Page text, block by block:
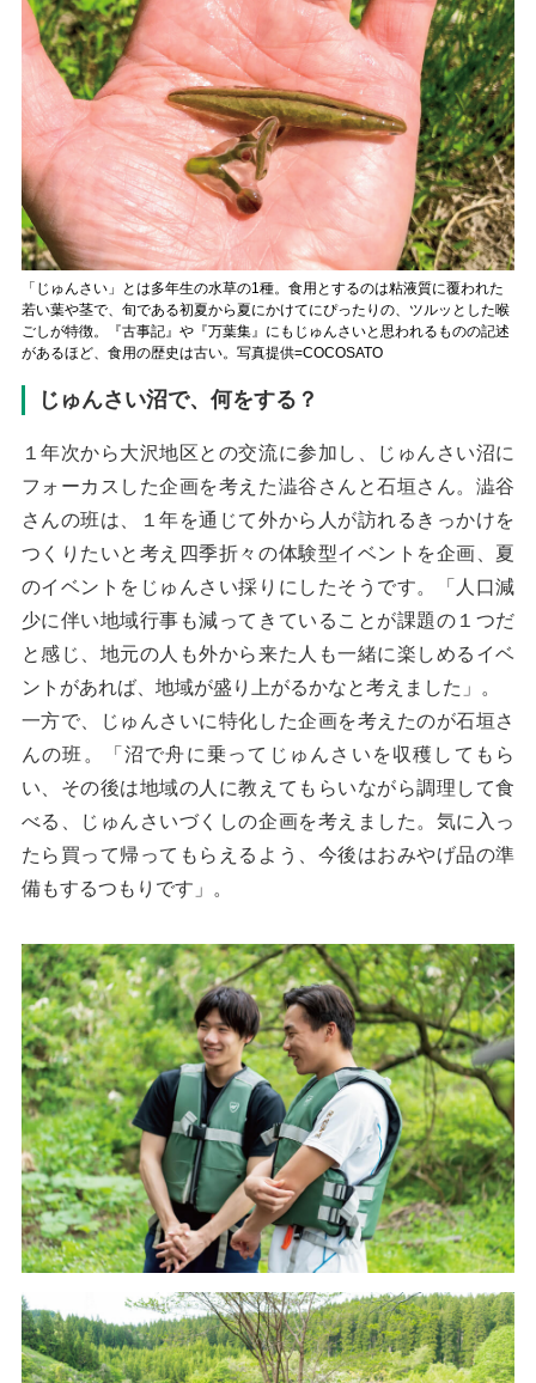
「じゅんさい」とは多年生の水草の1種。食用とするのは粘液質に覆われた
若い葉や茎で、旬である初夏から夏にかけてにぴったりの、ツルッとした喉
ごしが特徴。『古事記』や『万葉集』にもじゅんさいと思われるものの記述
があるほど、食用の歴史は古い。写真提供=COCOSATO
じゅんさい沼で、何をする？
１年次から大沢地区との交流に参加し、じゅんさい沼に
フォーカスした企画を考えた澁谷さんと石垣さん。澁谷
さんの班は、１年を通じて外から人が訪れるきっかけを
つくりたいと考え四季折々の体験型イベントを企画、夏
のイベントをじゅんさい採りにしたそうです。「人口減
少に伴い地域行事も減ってきていることが課題の１つだ
と感じ、地元の人も外から来た人も一緒に楽しめるイベ
ントがあれば、地域が盛り上がるかなと考えました」。
一方で、じゅんさいに特化した企画を考えたのが石垣さ
んの班。「沼で舟に乗ってじゅんさいを収穫してもら
い、その後は地域の人に教えてもらいながら調理して食
べる、じゅんさいづくしの企画を考えました。気に入っ
たら買って帰ってもらえるよう、今後はおみやげ品の準
備もするつもりです」。